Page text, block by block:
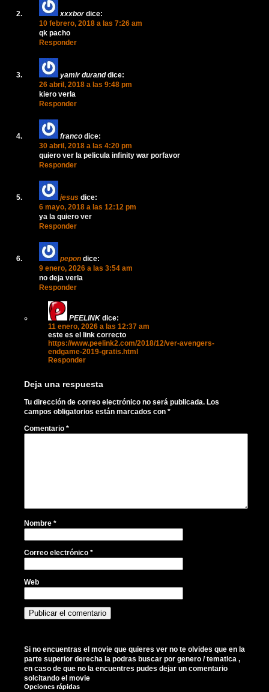
xxxbor dice:
10 febrero, 2018 a las 7:26 am
qk pacho
Responder
yamir durand dice:
26 abril, 2018 a las 9:48 pm
kiero verla
Responder
franco dice:
30 abril, 2018 a las 4:20 pm
quiero ver la pelicula infinity war porfavor
Responder
jesus dice:
6 mayo, 2018 a las 12:12 pm
ya la quiero ver
Responder
pepon dice:
9 enero, 2026 a las 3:54 am
no deja verla
Responder
PEELINK dice:
11 enero, 2026 a las 12:37 am
este es el link correcto
https://www.peelink2.com/2018/12/ver-avengers-
endgame-2019-gratis.html
Responder
Deja una respuesta
Tu dirección de correo electrónico no será publicada. Los
campos obligatorios están marcados con *
Comentario *
Nombre *
Correo electrónico *
Web
Si no encuentras el movie que quieres ver no te olvides que en la
parte superior derecha la podras buscar por genero / tematica ,
en caso de que no la encuentres pudes dejar un comentario
solcitando el movie
Opciones rápidas